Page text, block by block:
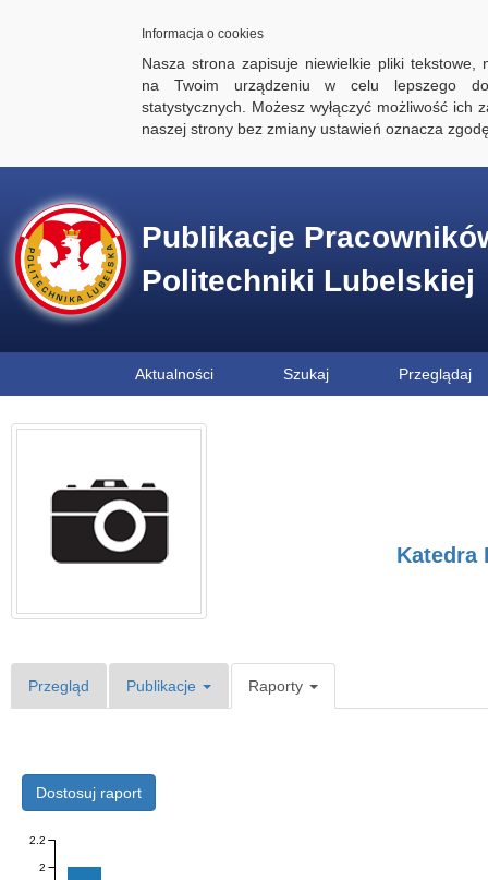
Informacja o cookies
Nasza strona zapisuje niewielkie pliki tekstowe,
na Twoim urządzeniu w celu lepszego
statystycznych. Możesz wyłączyć możliwość ich
naszej strony bez zmiany ustawień oznacza
Publikacje
Politechniki Lubelskiej
Aktualności Szukaj Przeglądaj
Katedra
Przegląd Publikacje Raporty
Dostosuj raport
2
2.2